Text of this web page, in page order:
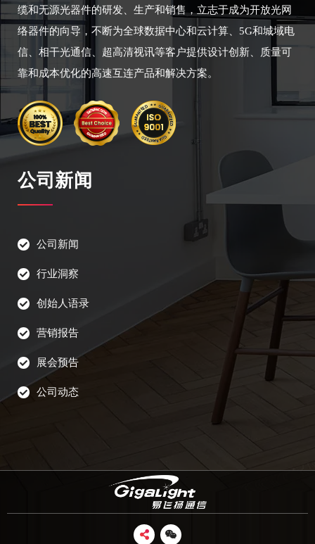
缆和无源光器件的研发、生产和销售，立志于成为开放光网
络器件的向导，不断为全球数据中心和云计算、5G和城域电
信、相干光通信、超高清视讯等客户提供设计创新、质量可
靠和成本优化的高速互连产品和解决方案。
公司新闻
公司新闻
行业洞察
创始人语录
营销报告
展会预告
公司动态